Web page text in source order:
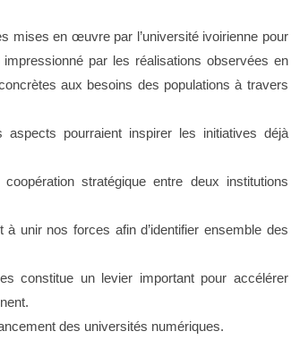
mises en œuvre par l’université ivoirienne pour
par les réalisations observées en
aux besoins des populations à travers
pourraient inspirer les initiatives déjà
stratégique entre deux institutions
unir nos forces afin d’identifier ensemble des
constitue un levier important pour accélérer
des universités numériques.